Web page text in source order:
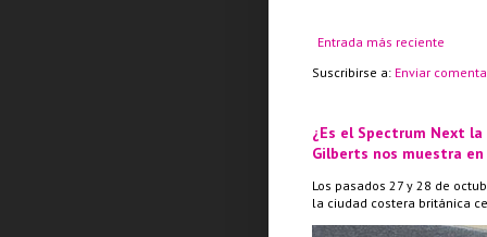
Entrada más reciente
Suscribirse a: Enviar
¿Es el Spectrum Next
Gilberts nos muestra
Los pasados 27 y 28 de
la ciudad costera británica